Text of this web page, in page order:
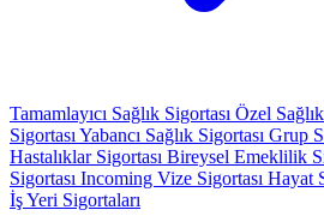
Tamamlayıcı Sağlık Sigortası Özel
Sigortası Yabancı Sağlık Sigortası Grup
Hastalıklar Sigortası Bireysel Emeklilik
Sigortası Incoming Vize Sigortası Hayat
İş Yeri Sigortaları